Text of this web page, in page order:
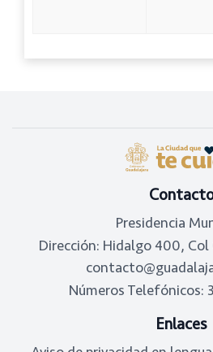
Presidencia
Dirección: Hidalgo 400, Col
Números Telefónicos:
Enlaces